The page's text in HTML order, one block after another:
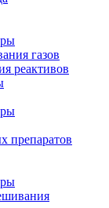
газов
реактивов
препаратов